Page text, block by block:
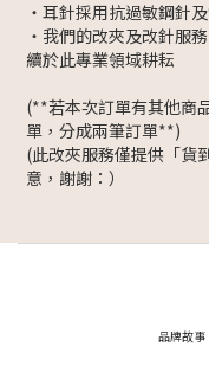
・耳針採用抗過敏鋼針
・我們的改夾及改針服
續於此專業領域耕耘
(**若本次訂單有其他商
單，分成兩筆訂單**)
(此改夾服務僅提供「貨
意，謝謝：）
品牌故事